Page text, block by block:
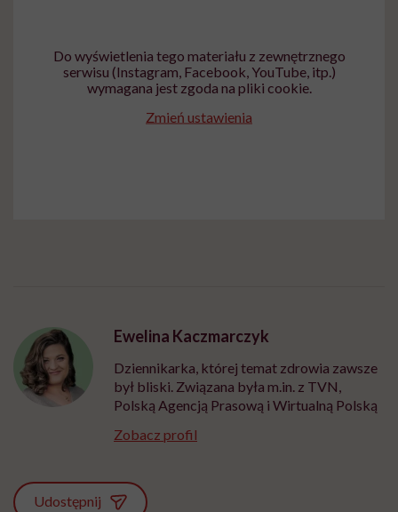
Do wyświetlenia tego materiału z zewnętrznego
serwisu (Instagram, Facebook, YouTube, itp.)
wymagana jest zgoda na pliki cookie.
Zmień ustawienia
Ewelina Kaczmarczyk
Dziennikarka, której temat zdrowia zawsze
był bliski. Związana była m.in. z TVN,
Polską Agencją Prasową i Wirtualną Polską
Zobacz profil
Udostępnij